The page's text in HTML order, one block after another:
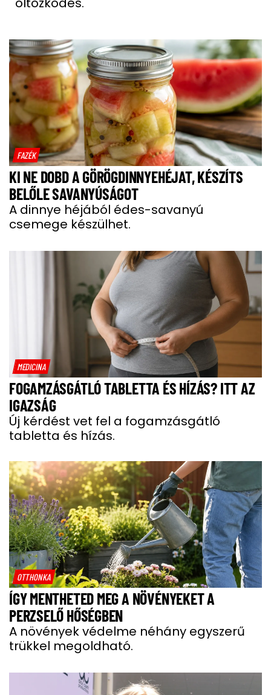
FAZÉK
KI NE DOBD A GÖRÖGDINNYEHÉJAT, KÉSZÍTS
BELŐLE SAVANYÚSÁGOT
A dinnye héjából édes-savanyú
csemege készülhet.
MEDICINA
FOGAMZÁSGÁTLÓ TABLETTA ÉS HÍZÁS? ITT AZ
IGAZSÁG
Új kérdést vet fel a fogamzásgátló
tabletta és hízás.
OTTHONKA
ÍGY MENTHETED MEG A NÖVÉNYEKET A
PERZSELŐ HŐSÉGBEN
A növények védelme néhány egyszerű
trükkel megoldható.